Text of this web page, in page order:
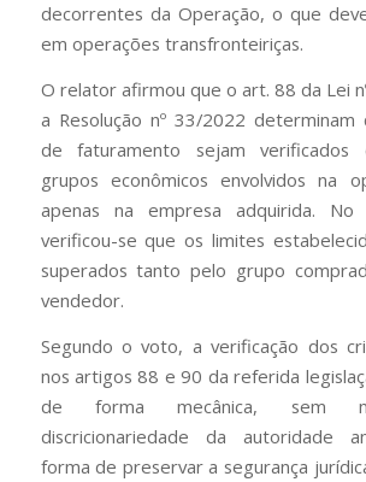
decorrentes da Operação, o que
em operações transfronteiriças.
O relator afirmou que o art. 88 da Lei
a Resolução nº 33/2022
de faturamento sejam verificados
grupos econômicos envolvidos na
apenas na empresa adquirida. No
verificou-se que os limites
superados tanto pelo grupo
vendedor.
Segundo o voto, a verificação dos
nos artigos 88 e 90 da referida
de forma mecânica, sem
discricionariedade da autoridade
forma de preservar a segurança